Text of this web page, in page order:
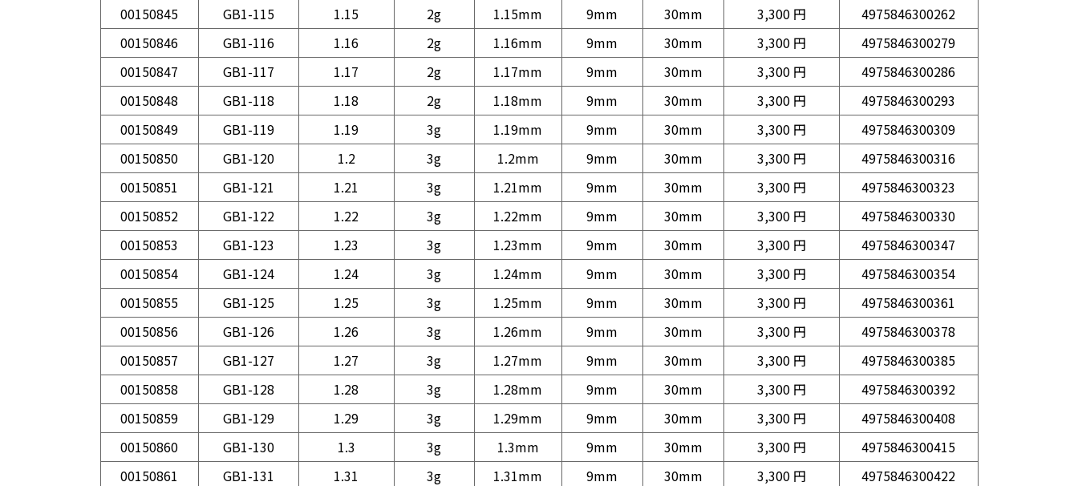
00150845
GB1-115 1.15 2g 1.15mm 9mm 30mm 3,300 円
4975846300262
00150846
GB1-116 1.16 2g 1.16mm 9mm 30mm 3,300 円
4975846300279
00150847
GB1-117 1.17 2g 1.17mm 9mm 30mm 3,300 円
4975846300286
00150848
GB1-118 1.18 2g 1.18mm 9mm 30mm 3,300 円
4975846300293
00150849
GB1-119 1.19 3g 1.19mm 9mm 30mm 3,300 円
4975846300309
00150850
GB1-120 1.2 3g 1.2mm 9mm 30mm 3,300 円
4975846300316
00150851
GB1-121 1.21 3g 1.21mm 9mm 30mm 3,300 円
4975846300323
00150852
GB1-122 1.22 3g 1.22mm 9mm 30mm 3,300 円
4975846300330
00150853
GB1-123 1.23 3g 1.23mm 9mm 30mm 3,300 円
4975846300347
00150854
GB1-124 1.24 3g 1.24mm 9mm 30mm 3,300 円
4975846300354
00150855
GB1-125 1.25 3g 1.25mm 9mm 30mm 3,300 円
4975846300361
00150856
GB1-126 1.26 3g 1.26mm 9mm 30mm 3,300 円
4975846300378
00150857
GB1-127 1.27 3g 1.27mm 9mm 30mm 3,300 円
4975846300385
00150858
GB1-128 1.28 3g 1.28mm 9mm 30mm 3,300 円
4975846300392
00150859
GB1-129 1.29 3g 1.29mm 9mm 30mm 3,300 円
4975846300408
00150860
GB1-130 1.3 3g 1.3mm 9mm 30mm 3,300 円
4975846300415
00150861
GB1-131 1.31 3g 1.31mm 9mm 30mm 3,300 円
4975846300422